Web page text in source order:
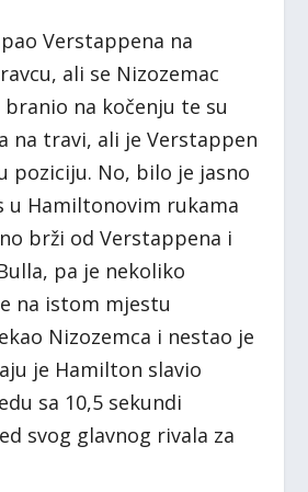
Verstappena na
ali se Nizozemac
na kočenju te su
na travi, ali je Verstappen
poziciju. No, bilo je jasno
u Hamiltonovim rukama
brži od Verstappena i
pa je nekoliko
na istom mjestu
Nizozemca i nestao je
je Hamilton slavio
sa 10,5 sekundi
svog glavnog rivala za